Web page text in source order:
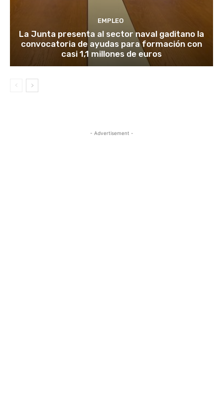
EMPLEO
La Junta presenta al sector naval gaditano la
convocatoria de ayudas para formación con
casi 1,1 millones de euros
- Advertisement -